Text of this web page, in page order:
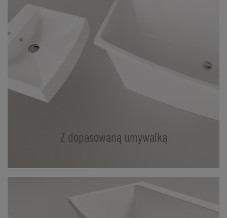
Z dopasowaną umywalką